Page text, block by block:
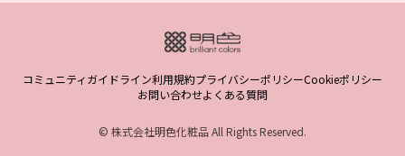
コミュニティガイドライン利用規約プライバシーポリシーCookieポリシー
お問い合わせよくある質問
© 株式会社明色化粧品 All Rights Reserved.